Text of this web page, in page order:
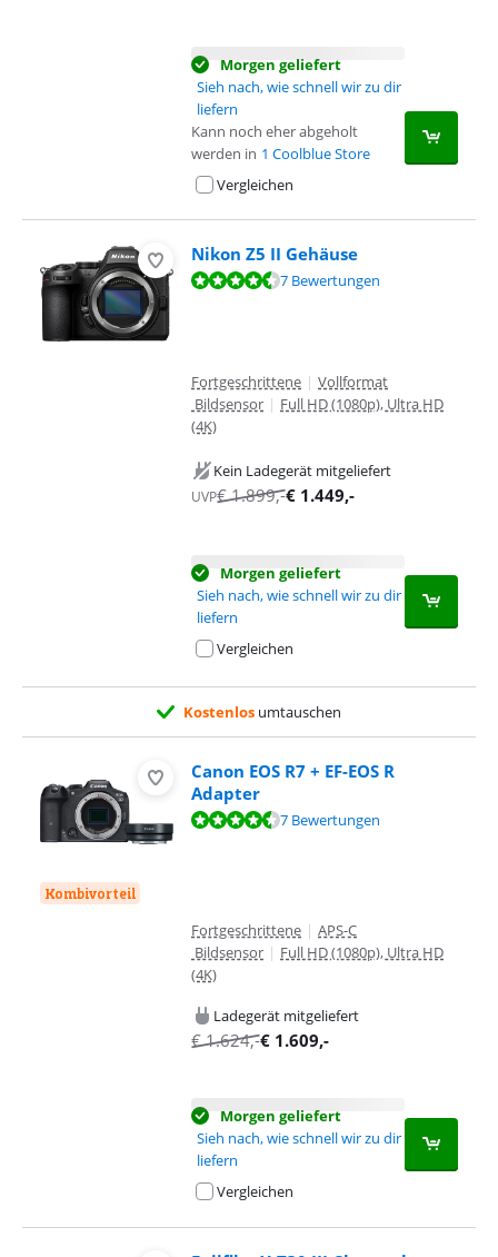
Morgen geliefert
Sieh nach, wie schnell wir zu dir
liefern
Kann noch eher abgeholt
werden in 1 Coolblue Store
Vergleichen
Nikon Z5 II Gehäuse
Bewertet mit 9,3 von 10, basierend auf 7 Bewertungen.
7 Bewertungen
Fortgeschrittene | Vollformat
Bildsensor | Full HD (1080p), Ultra HD
(4K)
Kein Ladegerät mitgeliefert
UVP€1.899,-€ 1.449,-
Morgen geliefert
Sieh nach, wie schnell wir zu dir
liefern
Vergleichen
Kostenlos umtauschen
Kombivorteil
Canon EOS R7 + EF-EOS R
Adapter
Bewertet mit 9,3 von 10, basierend auf 7 Bewertungen.
7 Bewertungen
Fortgeschrittene | APS-C
Bildsensor | Full HD (1080p), Ultra HD
(4K)
Ladegerät mitgeliefert
€1.624,-€ 1.609,-
Morgen geliefert
Sieh nach, wie schnell wir zu dir
liefern
Vergleichen